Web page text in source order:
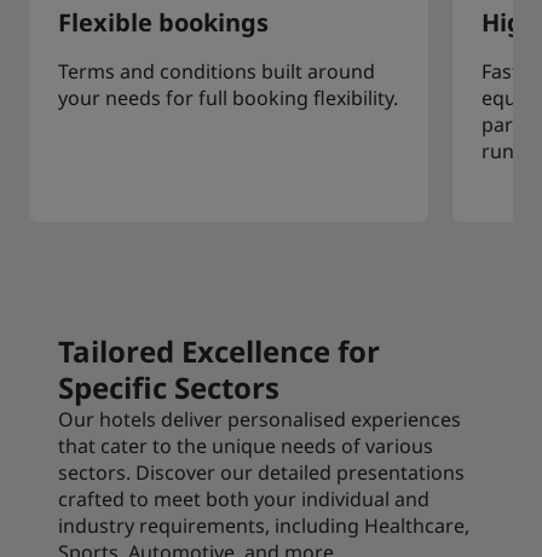
Flexible bookings
Terms and conditions built around
your needs for full booking flexibility.
Fast,
Tailored Excellence for
Specific Sectors
Our hotels deliver personalised experiences
that cater to the unique needs of various
sectors. Discover our detailed presentations
crafted to meet both your individual and
industry requirements, including Healthcare,